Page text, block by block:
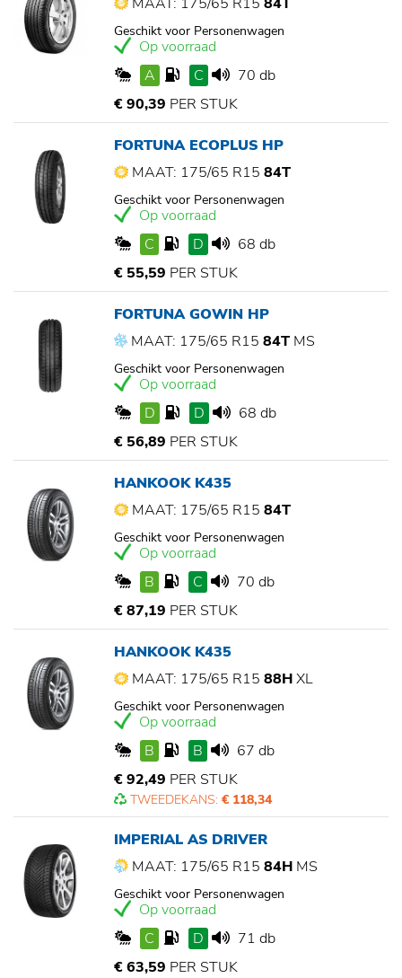
Geschikt voor Personenwagen
Op voorraad
A
C
70 db
€ 90,39 PER STUK
FORTUNA ECOPLUS HP
MAAT: 175/65 R15 84T
Geschikt voor Personenwagen
Op voorraad
C
D
68 db
€ 55,59 PER STUK
FORTUNA GOWIN HP
MAAT: 175/65 R15 84T MS
Geschikt voor Personenwagen
Op voorraad
D
D
68 db
€ 56,89 PER STUK
HANKOOK K435
MAAT: 175/65 R15 84T
Geschikt voor Personenwagen
Op voorraad
B
C
70 db
€ 87,19 PER STUK
HANKOOK K435
MAAT: 175/65 R15 88HXL
Geschikt voor Personenwagen
Op voorraad
B
B
67 db
€ 92,49 PER STUK
TWEEDEKANS: € 118,34
IMPERIAL AS DRIVER
MAAT: 175/65 R15 84H MS
Geschikt voor Personenwagen
Op voorraad
C
D
71 db
€ 63,59 PER STUK